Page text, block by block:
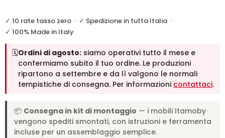
✓ 10 rate tasso zero · ✓ Spedizione in tutta Italia ·
✓ 100% Made in Italy
🗓️Ordini di agosto: siamo operativi tutto il mese e
confermiamo subito il tuo ordine. Le produzioni
ripartono a settembre e da lì valgono le normali
tempistiche di consegna. Per informazioni contattaci.
📦 Consegna in kit di montaggio — i mobili Itamoby
vengono spediti smontati, con istruzioni e ferramenta
incluse per un assemblaggio semplice.